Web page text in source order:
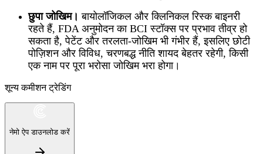
छुपा जोखिम। बायोलॉजिकल और क्लिनिकल रिस्क बाइनरी
रहते हैं, FDA अनुमोदन का BCI स्टॉक्स पर प्रभाव तीव्र हो
सकता है, पेटेंट और तरलता‑जोखिम भी गंभीर हैं, इसलिए छोटी
पोज़िशन और विविध, चरणबद्ध नीति शायद बेहतर रहेगी, किसी
एक नाम पर पूरा भरोसा जोखिम भरा होगा।
शून्य कमीशन ट्रेडिंग
नेमो ऐप डाउनलोड करें